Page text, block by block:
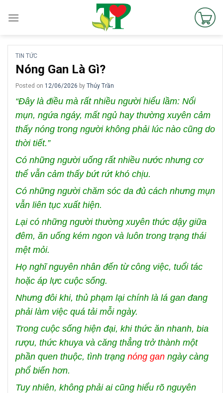
TIN TỨC
Nóng Gan Là Gì?
Posted on 12/06/2026 by Thúy Trần
“Đây là điều mà rất nhiều người hiểu lầm: Nổi
mụn, ngứa ngáy, mất ngủ hay thường xuyên cảm
thấy nóng trong người không phải lúc nào cũng do
thời tiết.”
Có những người uống rất nhiều nước nhưng cơ
thể vẫn cảm thấy bứt rứt khó chịu.
Có những người chăm sóc da đủ cách nhưng mụn
vẫn liên tục xuất hiện.
Lại có những người thường xuyên thức dậy giữa
đêm, ăn uống kém ngon và luôn trong trạng thái
mệt mỏi.
Họ nghĩ nguyên nhân đến từ công việc, tuổi tác
hoặc áp lực cuộc sống.
Nhưng đôi khi, thủ phạm lại chính là lá gan đang
phải làm việc quá tải mỗi ngày.
Trong cuộc sống hiện đại, khi thức ăn nhanh, bia
rượu, thức khuya và căng thẳng trở thành một
phần quen thuộc, tình trạng nóng gan ngày càng
phổ biến hơn.
Tuy nhiên, không phải ai cũng hiểu rõ nguyên